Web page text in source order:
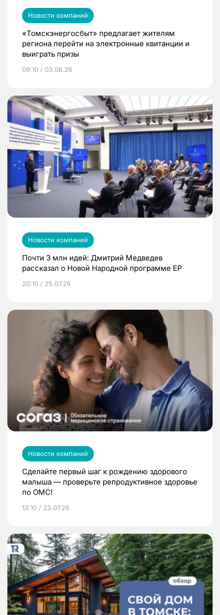
Новости компаний
«Томскэнергосбыт» предлагает жителям
региона перейти на электронные квитанции и
выиграть призы
09:10 / 03.08.26
Новости компаний
Почти 3 млн идей: Дмитрий Медведев
рассказал о Новой Народной программе ЕР
20:10 / 25.07.26
Новости компаний
Сделайте первый шаг к рождению здорового
малыша — проверьте репродуктивное здоровье
по ОМС!
13:10 / 23.07.26